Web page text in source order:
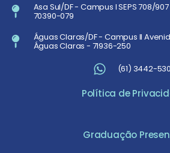
Asa Sul/DF - Campus I SEPS 708/
70390-079
Águas Claras/DF - Campus II
Águas Claras - 71936-250
(61) 3442-
Política de
Graduação